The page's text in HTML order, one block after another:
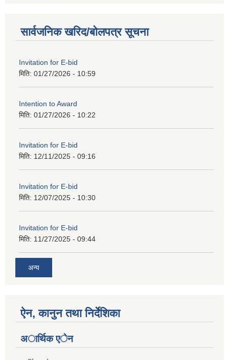
सार्वजनिक खरिद/बोलपत्र सूचना
Invitation for E-bid
मिति: 01/27/2026 - 10:59
Intention to Award
मिति: 01/27/2026 - 10:22
Invitation for E-bid
मिति: 12/11/2025 - 09:16
Invitation for E-bid
मिति: 12/07/2025 - 10:30
Invitation for E-bid
मिति: 11/27/2025 - 09:44
अन्य
ऐन, कानुन तथा निर्देशिका
अार्थिक एेन